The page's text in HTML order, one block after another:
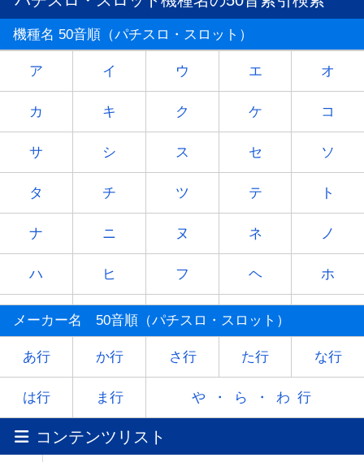
機種名 50音順（パチスロ・スロット）
ア イ ウ エ オ
カ キ ク ケ コ
サ シ ス セ ソ
タ チ ツ テ ト
ナ ニ ヌ ネ ノ
ハ ヒ フ ヘ ホ
マ ミ ム メ
ヤ - ユ - ヨ
ラ リ レ
ワ -
メーカー名 50音順（パチスロ・スロット）
あ行 か行 さ行 た行 な行
は行 ま行 や・ら・わ行
コンテンツリスト